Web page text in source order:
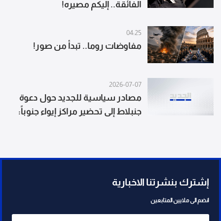
الفائقة.. إليكم مصيره!
04:25
مفاوضات روما.. تبدأ من صور!
2026-07-07
مصادر سياسية للجديد حول دعوة
جنبلاط إلى تحضير مراكز إيواء جنوباً:
إشترك بنشرتنا الاخبارية
انضم الى ملايين المتابعين